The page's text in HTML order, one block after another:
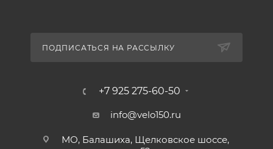
ПОДПИСАТЬСЯ НА РАССЫЛКУ
+7 925 275-60-50
info@velo150.ru
МО, Балашиха, Щелковское шоссе,